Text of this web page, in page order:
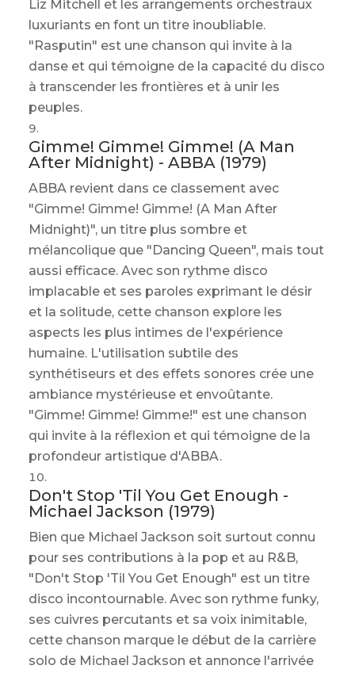
Liz Mitchell et les arrangements orchestraux
luxuriants en font un titre inoubliable.
"Rasputin" est une chanson qui invite à la
danse et qui témoigne de la capacité du disco
à transcender les frontières et à unir les
peuples.
Gimme! Gimme! Gimme! (A Man
After Midnight) - ABBA (1979)
ABBA revient dans ce classement avec
"Gimme! Gimme! Gimme! (A Man After
Midnight)", un titre plus sombre et
mélancolique que "Dancing Queen", mais tout
aussi efficace. Avec son rythme disco
implacable et ses paroles exprimant le désir
et la solitude, cette chanson explore les
aspects les plus intimes de l'expérience
humaine. L'utilisation subtile des
synthétiseurs et des effets sonores crée une
ambiance mystérieuse et envoûtante.
"Gimme! Gimme! Gimme!" est une chanson
qui invite à la réflexion et qui témoigne de la
profondeur artistique d'ABBA.
Don't Stop 'Til You Get Enough -
Michael Jackson (1979)
Bien que Michael Jackson soit surtout connu
pour ses contributions à la pop et au R&B,
"Don't Stop 'Til You Get Enough" est un titre
disco incontournable. Avec son rythme funky,
ses cuivres percutants et sa voix inimitable,
cette chanson marque le début de la carrière
solo de Michael Jackson et annonce l'arrivée